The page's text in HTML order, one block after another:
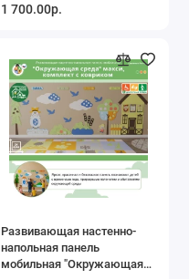
полимер
1 700.00р.
Развивающая настенно-
напольная панель
мобильная "Окружающая